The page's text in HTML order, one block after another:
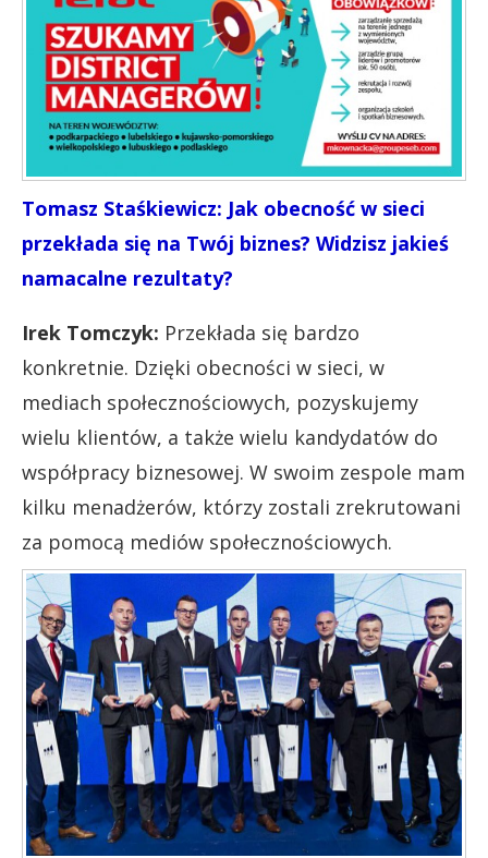
Tomasz Staśkiewicz: Jak obecność w sieci
przekłada się na Twój biznes? Widzisz jakieś
namacalne rezultaty?
Irek Tomczyk: Przekłada się bardzo
konkretnie. Dzięki obecności w sieci, w
mediach społecznościowych, pozyskujemy
wielu klientów, a także wielu kandydatów do
współpracy biznesowej. W swoim zespole mam
kilku menadżerów, którzy zostali zrekrutowani
za pomocą mediów społecznościowych.